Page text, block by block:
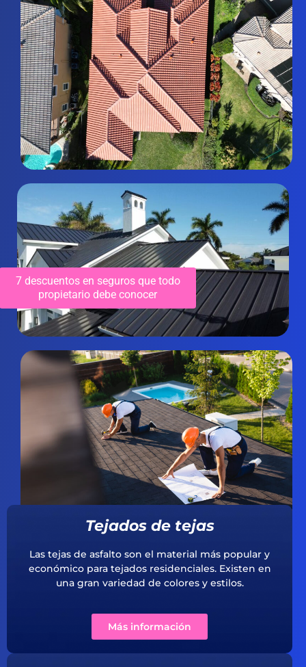
Tejados de tejas
Las tejas de asfalto son el material más popular y
económico para tejados residenciales. Existen en
una gran variedad de colores y estilos.
Más información
7 descuentos en seguros que todo
propietario debe conocer